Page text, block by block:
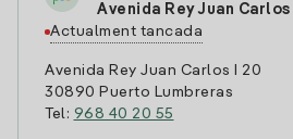
Avenida Rey Juan Carlos I
Actualment tancada
Avenida Rey Juan Carlos I 20
30890 Puerto Lumbreras
Tel: 968 40 20 55